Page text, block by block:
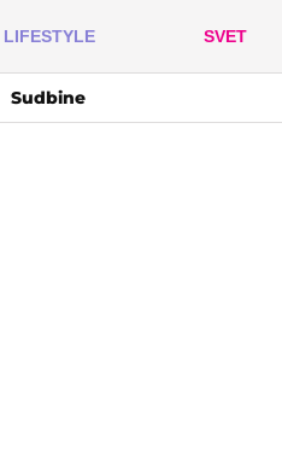
LIFESTYLE SVET
Sudbine